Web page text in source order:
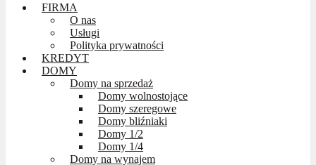
FIRMA
O nas
Usługi
Polityka prywatności
KREDYT
DOMY
Domy na sprzedaż
Domy wolnostojące
Domy szeregowe
Domy bliźniaki
Domy 1/2
Domy 1/4
Domy na wynajem